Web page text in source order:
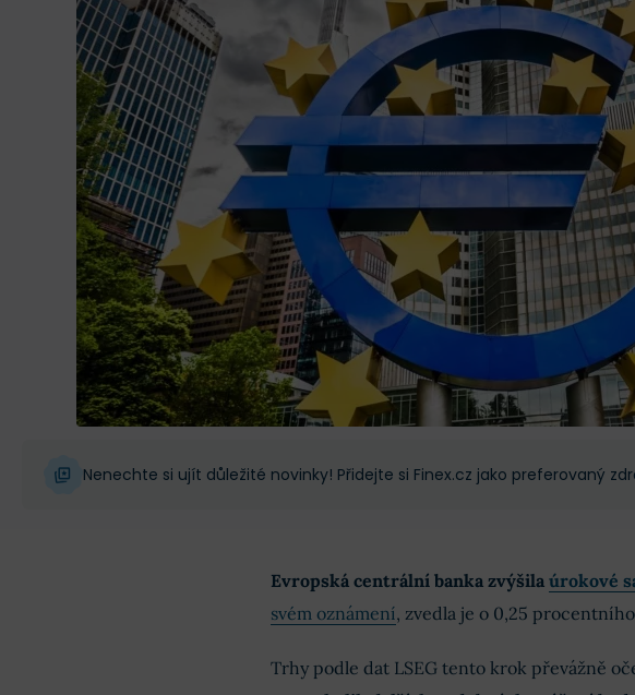
Nenechte si ujít důležité novinky! Přidejte si Finex.cz jako preferovaný
Evropská centrální banka zvýšila úrokové
svém oznámení, zvedla je o 0,25
Trhy podle dat LSEG tento krok převážně